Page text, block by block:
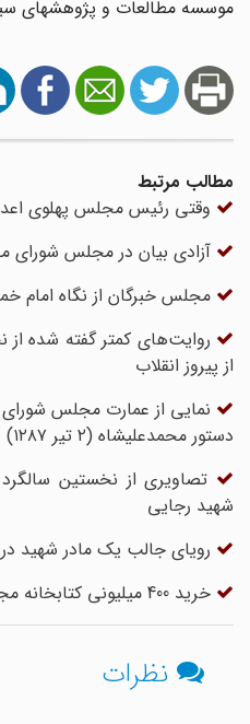
موسسه مطالعات و پژوهشهای
مطالب مرتبط
وقتی رئیس مجلس پهلوی
آزادی بیان در مجلس شورای
مجلس خبرگان از نگاه امام
روایت‌های کمتر گفته شده از
از پیروز انقلاب
نمایی از عمارت مجلس شورای
دستور محمدعلیشاه (۲ تیر ۱۲۸۷)
تصاویری از نخستین سالگرد
شهید رجایی
رویای جالب یک مادر شهید در
خرید 400 میلیونی کتابخانه مجلس از نمایشگاه کتاب
نظرات